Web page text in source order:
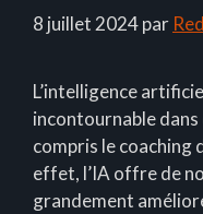
8 juillet 2024par
L’intelligence
incontournable
compris le coaching
effet, l’IA offre de
grandement